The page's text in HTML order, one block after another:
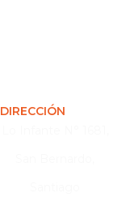
DIRECCIÓN